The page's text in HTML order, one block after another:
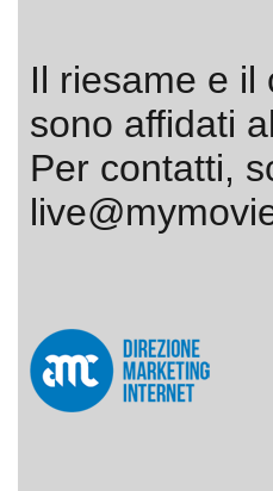
Il riesame e il
sono affidati
Per contatti,